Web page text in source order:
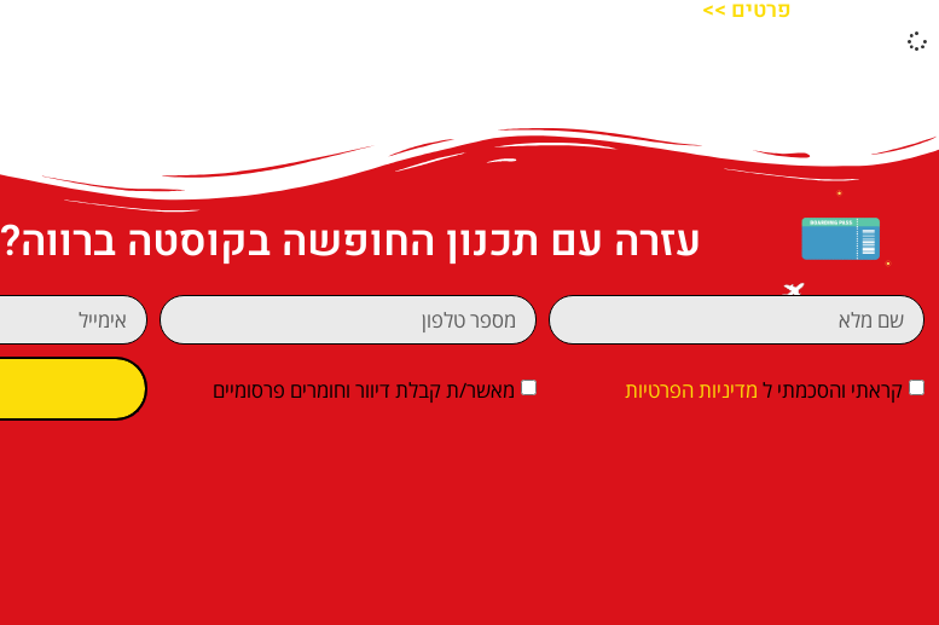
פרטים >>
עזרה עם תכנון החופשה בקוסטה ברווה?
קראתי והסכמתי ל מדיניות הפרטיות מאשר/ת קבלת דיוור וחומרים פרסומיים